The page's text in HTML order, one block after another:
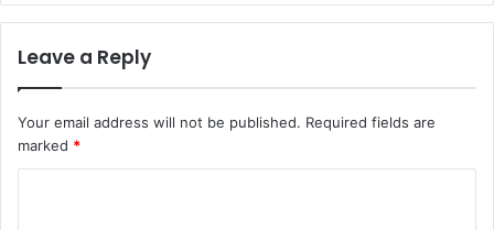
Leave a Reply
Your email address will not be published. Required fields are
marked *